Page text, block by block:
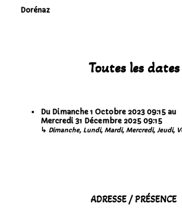
Dorénaz
Toutes les dates
Du Dimanche 1 Octobre 2023 09:15 au
Mercredi 31 Décembre 2025 09:15
↳ Dimanche, Lundi, Mardi, Mercredi, Jeudi,
ADRESSE / PRÉSENCE